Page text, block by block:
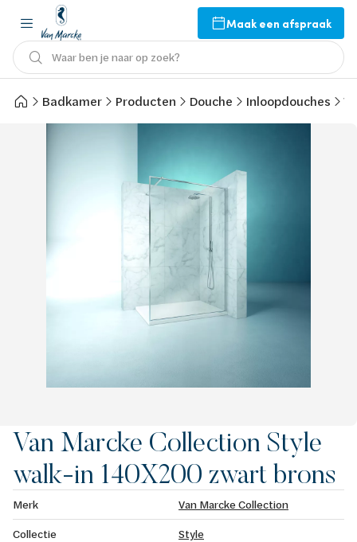
Maak een afspraak
Waar ben je naar op zoek?
Badkamer Producten Douche Inloopdouches
Van Marcke Collection Style
walk-in 140X200 zwart brons
Merk
Van Marcke Collection
Collectie
Style